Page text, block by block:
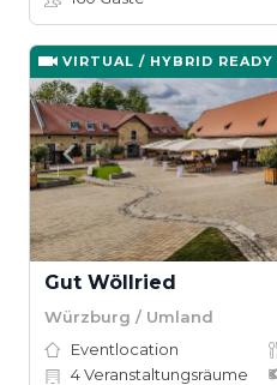
VIRTUAL / HYBRID READY
Gut Wöllried
Würzburg / Umland
Eventlocation
4Veranstaltungsräume